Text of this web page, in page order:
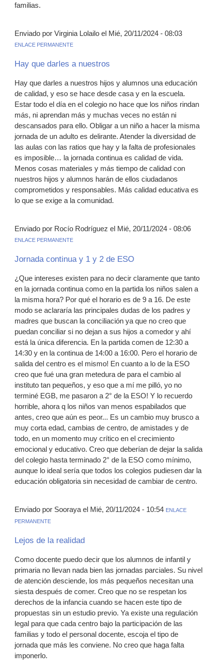
familias.
Enviado por Virginia Lolailo el Mié, 20/11/2024 - 08:03
ENLACE PERMANENTE
Hay que darles a nuestros
Hay que darles a nuestros hijos y alumnos una educación
de calidad, y eso se hace desde casa y en la escuela.
Estar todo el día en el colegio no hace que los niños rindan
más, ni aprendan más y muchas veces no están ni
descansados para ello. Obligar a un niño a hacer la misma
jornada de un adulto es delirante. Atender la diversidad de
las aulas con las ratios que hay y la falta de profesionales
es imposible… la jornada continua es calidad de vida.
Menos cosas materiales y más tiempo de calidad con
nuestros hijos y alumnos harán de ellos ciudadanos
comprometidos y responsables. Más calidad educativa es
lo que se exige a la comunidad.
Enviado por Rocío Rodríguez el Mié, 20/11/2024 - 08:06
ENLACE PERMANENTE
Jornada continua y 1 y 2 de ESO
¿Que intereses existen para no decir claramente que tanto
en la jornada continua como en la partida los niños salen a
la misma hora? Por qué el horario es de 9 a 16. De este
modo se aclararía las principales dudas de los padres y
madres que buscan la conciliación ya que no creo que
puedan conciliar si no dejan a sus hijos a comedor y ahí
está la única diferencia. En la partida comen de 12:30 a
14:30 y en la continua de 14:00 a 16:00. Pero el horario de
salida del centro es el mismo! En cuanto a lo de la ESO
creo que fué una gran metedura de para el cambio al
instituto tan pequeños, y eso que a mí me pilló, yo no
terminé EGB, me pasaron a 2° de la ESO! Y lo recuerdo
horrible, ahora q los niños van menos espabilados que
antes, creo que aún es peor... Es un cambio muy brusco a
muy corta edad, cambias de centro, de amistades y de
todo, en un momento muy crítico en el crecimiento
emocional y educativo. Creo que deberían de dejar la salida
del colegio hasta terminado 2° de la ESO como mínimo,
aunque lo ideal sería que todos los colegios pudiesen dar la
educación obligatoria sin necesidad de cambiar de centro.
Enviado por Sooraya el Mié, 20/11/2024 - 10:54 ENLACE
PERMANENTE
Lejos de la realidad
Como docente puedo decir que los alumnos de infantil y
primaria no llevan nada bien las jornadas parciales. Su nivel
de atención desciende, los más pequeños necesitan una
siesta después de comer. Creo que no se respetan los
derechos de la infancia cuando se hacen este tipo de
propuestas sin un estudio previo. Ya existe una regulación
legal para que cada centro bajo la participación de las
familias y todo el personal docente, escoja el tipo de
jornada que más les conviene. No creo que haga falta
imponerlo.